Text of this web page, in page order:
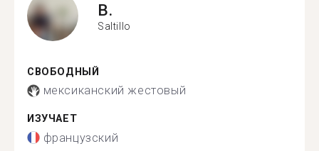
B.
Saltillo
СВОБОДНЫЙ
мексиканский жестовый
ИЗУЧАЕТ
французский